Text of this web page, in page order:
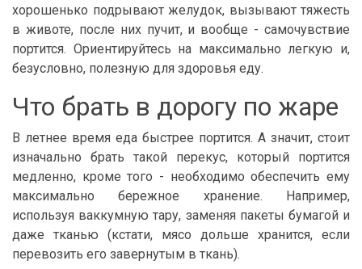
хорошенько подрывают желудок, вызывают тяжесть
в животе, после них пучит, и вообще - самочувствие
портится. Ориентируйтесь на максимально легкую и,
безусловно, полезную для здоровья еду.
Что брать в дорогу по жаре
В летнее время еда быстрее портится. А значит, стоит
изначально брать такой перекус, который портится
медленно, кроме того - необходимо обеспечить ему
максимально бережное хранение. Например,
используя ваккумную тару, заменяя пакеты бумагой и
даже тканью (кстати, мясо дольше хранится, если
перевозить его завернутым в ткань).